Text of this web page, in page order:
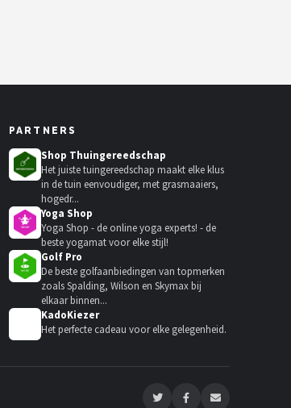
PARTNERS
Shop Thuingereedschap
Het juiste tuingereedschap maakt elke klus
in de tuin eenvoudiger, met grasmaaiers,
hogedr...
Yoga Shop
Yoga Shop - de online yoga experts! - de
beste yogamat voor elke stijl!
Golf Pro
De beste golfaanbiedingen van topmerken
zoals Spalding, Wilson en Skymax bij
elkaar binnen...
KadoKiezer
Het perfecte cadeau voor elke gelegenheid.